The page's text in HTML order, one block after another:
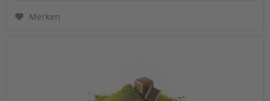
Merken